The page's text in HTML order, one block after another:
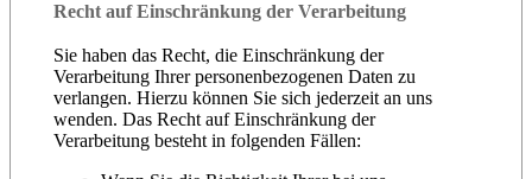
Recht auf Einschränkung der Verarbeitung
Sie haben das Recht, die Einschränkung der
Verarbeitung Ihrer personenbezogenen Daten zu
verlangen. Hierzu können Sie sich jederzeit an uns
wenden. Das Recht auf Einschränkung der
Verarbeitung besteht in folgenden Fällen: